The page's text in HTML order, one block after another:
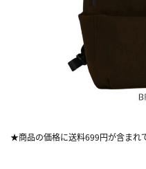
★商品の価格に送料699円が含まれ